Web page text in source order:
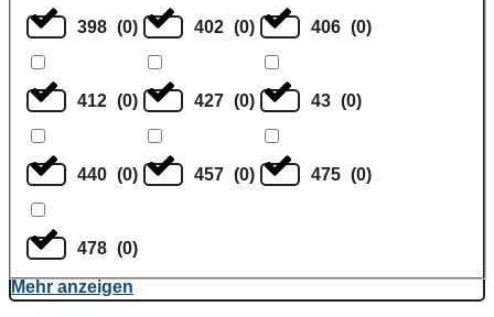
398 (0) 402 (0) 406 (0)
412 (0) 427 (0) 43 (0)
440 (0) 457 (0) 475 (0)
478 (0)
Mehr anzeigen